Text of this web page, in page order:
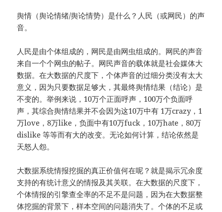
舆情（舆论情绪/舆论情势）是什么？人民（或网民）的声
音。
人民是由个体组成的，网民是由网虫组成的。网民的声音
来自一个个网虫的帖子。网民声音的载体就是社会媒体大
数据。在大数据的尺度下，个体声音的过细分类没有太大
意义，因为只要数据足够大，其最终舆情结果（结论）是
不变的。举例来说，10万个正面呼声，100万个负面呼
声，其综合舆情结果并不会因为这10万中有 1万crazy，1
万love，8万like，负面中有10万fuck，10万hate，80万
dislike 等等而有大的改变。无论如何计算，结论依然是
天怒人怨。
大数据系统情报挖掘的真正价值何在呢？就是揭示冗余度
支持的有统计意义的情报及其关联。在大数据的尺度下，
个体情报的引擎查全率的不足不是问题，因为在大数据整
体挖掘的背景下，样本空间的问题消失了。个体的不足或